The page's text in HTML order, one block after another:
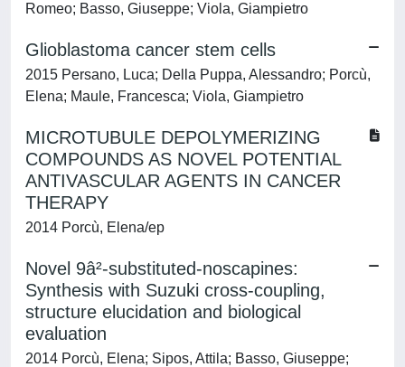
Romeo; Basso, Giuseppe; Viola, Giampietro
Glioblastoma cancer stem cells
2015 Persano, Luca; Della Puppa, Alessandro; Porcù,
Elena; Maule, Francesca; Viola, Giampietro
MICROTUBULE DEPOLYMERIZING
COMPOUNDS AS NOVEL POTENTIAL
ANTIVASCULAR AGENTS IN CANCER
THERAPY
2014 Porcù, Elena/ep
Novel 9â²-substituted-noscapines:
Synthesis with Suzuki cross-coupling,
structure elucidation and biological
evaluation
2014 Porcù, Elena; Sipos, Attila; Basso, Giuseppe;